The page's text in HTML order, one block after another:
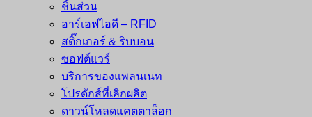
ชิ้นส่วน
อาร์เอฟไอดี – RFID
สติ๊กเกอร์ & ริบบอน
ซอฟต์แวร์
บริการของแพลนเนท
โปรดักส์ที่เลิกผลิต
ดาวน์โหลดแคตตาล็อก